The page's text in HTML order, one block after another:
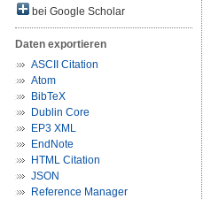
bei Google Scholar
Daten exportieren
ASCII Citation
Atom
BibTeX
Dublin Core
EP3 XML
EndNote
HTML Citation
JSON
Reference Manager